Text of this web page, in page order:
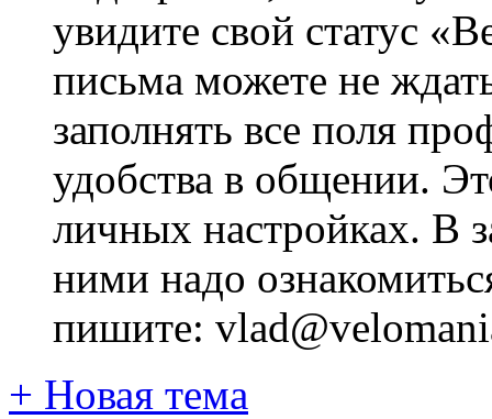
увидите свой статус
письма можете не
заполнять все поля
удобства в общении.
личных настройках. В
ними надо
пишите:
+ Новая тема